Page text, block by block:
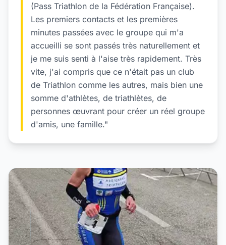
(Pass Triathlon de la Fédération Française).
Les premiers contacts et les premières
minutes passées avec le groupe qui m'a
accueilli se sont passés très naturellement et
je me suis senti à l'aise très rapidement. Très
vite, j'ai compris que ce n'était pas un club
de Triathlon comme les autres, mais bien une
somme d'athlètes, de triathlètes, de
personnes œuvrant pour créer un réel groupe
d'amis, une famille."